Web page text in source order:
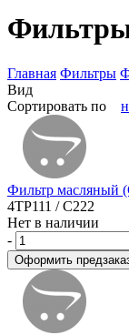
Главная Фильтры
Вид
Сортировать по
Фильтр масляный
4TP111 / C222
Нет в наличии
-